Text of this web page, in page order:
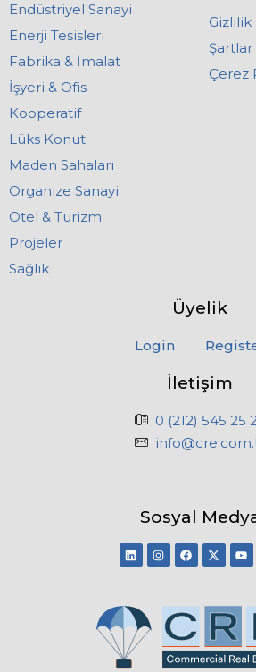
Endüstriyel Sanayi
Enerji Tesisleri
Fabrika & İmalat
İşyeri & Ofis
Kooperatif
Lüks Konut
Maden Sahaları
Organize Sanayi
Otel & Turizm
Projeler
Sağlık
Gizlilik
Çerez
Üyelik
Login
İletişim
0 (212) 545 25
Sosyal